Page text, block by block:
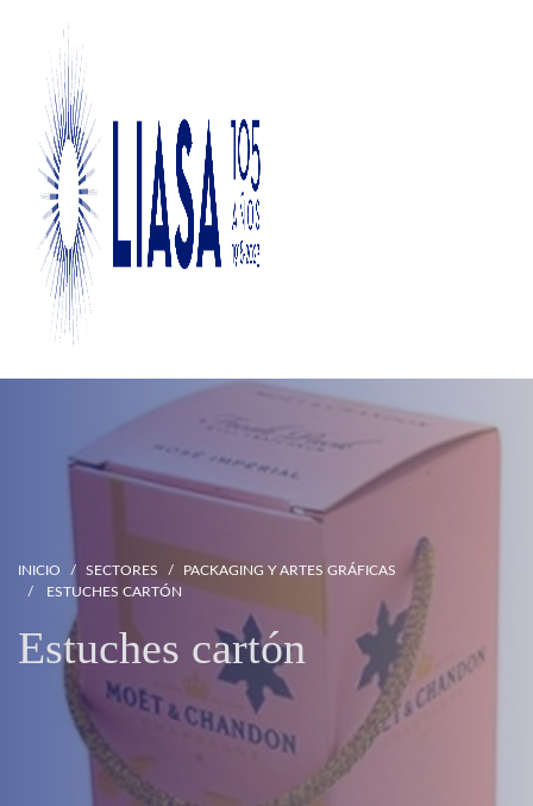
INICIO SECTORES
PACKAGING Y ARTES GRÁFICAS
ESTUCHES CARTÓN
Estuches cartón